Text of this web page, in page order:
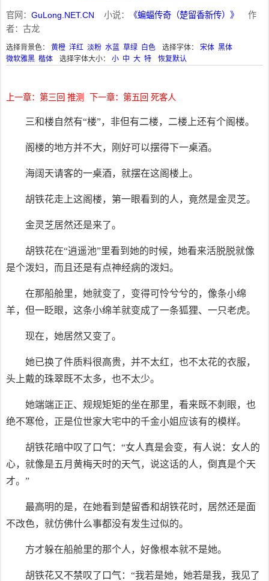
官网： GuLong.NET.CN 小说： 《蝙蝠传奇（楚留香新传）》
作
者：古龙
选择背景色： 黄橙 洋红 淡粉 水蓝 草绿 白色 选择字体： 宋体 黑体
微软雅黑 楷体 选择字体大小： 小 中 大 特 恢复默认
上一章：第三回 推测 下一章：第五回 死客人
三和楼自然有“楼”，非但有二楼，二楼上还有个阁楼。
阁楼的地方并不大，刚好可以摆得下一桌酒。
海阔天请客的一桌酒，就摆在这阁楼上。
胡铁花走上这阁楼，第一眼看到的人，竟然是金灵芝。
金灵芝居然还是来了。
胡铁花在“逍遥池”里看到她的时候，她看来活脱脱就像
是个泼妇，而且还是有点神经病的泼妇。
在那船舱里，她就变了，变得可怜兮兮的，像条小绵
羊，但一眨眼，这条小绵羊就变成了一条狐狸、一只老虎。
现在，她居然又变了。
她已换了件质料很高贵，并不太红，也不太花的衣服，
头上戴的珠翠既不太多，也不太少。
她端端正正、规规矩矩的坐在那里，看来既不刺眼，也
绝不寒伧，正是位世家大宅中的千金小姐应该有的模样。
胡铁花暗中叹了口气：“女人真是会变，有人说：女人的
心，就像是五月黄梅天时的天气，说这话的人，倒真是个天
才。”
最高明的是，在她看到楚留香和胡铁花时，居然还是面
不改色，就仿佛什么事都没有发生过似的。
方才躲在船舱里的那个人，好像根本就不是她。
胡铁花又不禁叹了口气：“我若是她，她若是我，我见了